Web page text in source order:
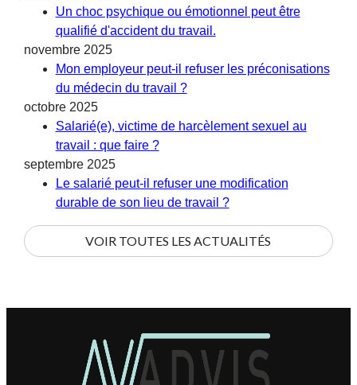
Un choc psychique ou émotionnel peut être
qualifié d'accident du travail.
novembre 2025
Mon employeur peut-il refuser les préconisations
du médecin du travail ?
octobre 2025
Salarié(e), victime de harcèlement sexuel au
travail : que faire ?
septembre 2025
Le salarié peut-il refuser une modification
durable de son lieu de travail ?
VOIR TOUTES LES ACTUALITÉS